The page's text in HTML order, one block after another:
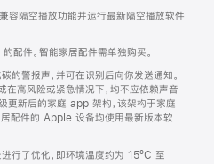
隔空播放功能并运行最新隔空播放软件
件。智能家居配件需单独购买。
的警报声，并可在识别后向你发送通知。
在高风险或紧急情况下，均不应依赖声音
更新后的家庭 app 架构，该架构于家庭
配件的 Apple 设备均使用最新版本软
行了优化，即环境温度约为 15ºC 至